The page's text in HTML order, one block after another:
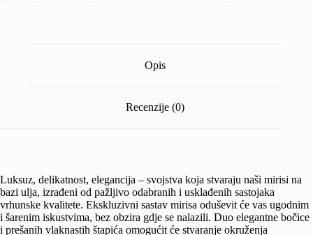
Opis
Recenzije (0)
Luksuz, delikatnost, elegancija – svojstva koja stvaraju naši mirisi na
bazi ulja, izrađeni od pažljivo odabranih i usklađenih sastojaka
vrhunske kvalitete. Ekskluzivni sastav mirisa oduševit će vas ugodnim
i šarenim iskustvima, bez obzira gdje se nalazili. Duo elegantne bočice
i prešanih vlaknastih štapića omogućit će stvaranje okruženja